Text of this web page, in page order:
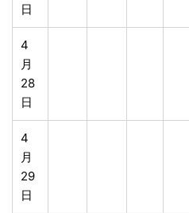
日
4
月
28
日
4
月
29
日